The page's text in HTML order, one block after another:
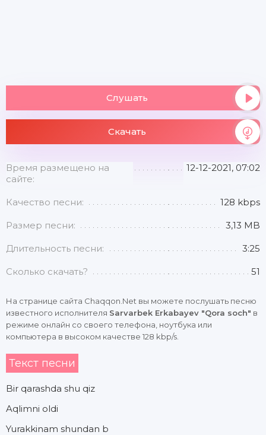
Слушать
Скачать
Время размещено на
сайте:
12-12-2021, 07:02
Качество песни: 128 kbps
Размер песни: 3,13 MB
Длительность песни: 3:25
Сколько скачать? 51
На странице сайта Chaqqon.Net вы можете послушать песню
известного исполнителя Sarvarbek Erkabayev "Qora soch" в
режиме онлайн со своего телефона, ноутбука или
компьютера в высоком качестве 128 kbp/s.
Текст песни
Bir qarashda shu qiz
Aqlimni oldi
Yurakkinam shundan b